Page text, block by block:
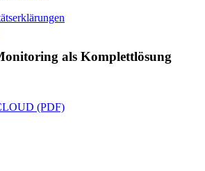
als Komplettlösung
(PDF)